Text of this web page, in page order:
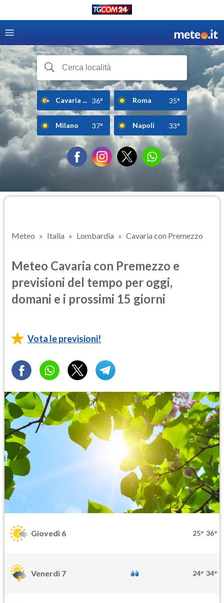
Cavaria ... 36° Roma 35°
Milano 37° Napoli 33°
Meteo Italia Lombardia Cavaria con Premezzo
Meteo Cavaria con Premezzo e
previsioni del tempo per oggi,
domani e i prossimi 15 giorni
Vota le previsioni!
Giovedì 6 25° 36°
Venerdì 7 24° 34°